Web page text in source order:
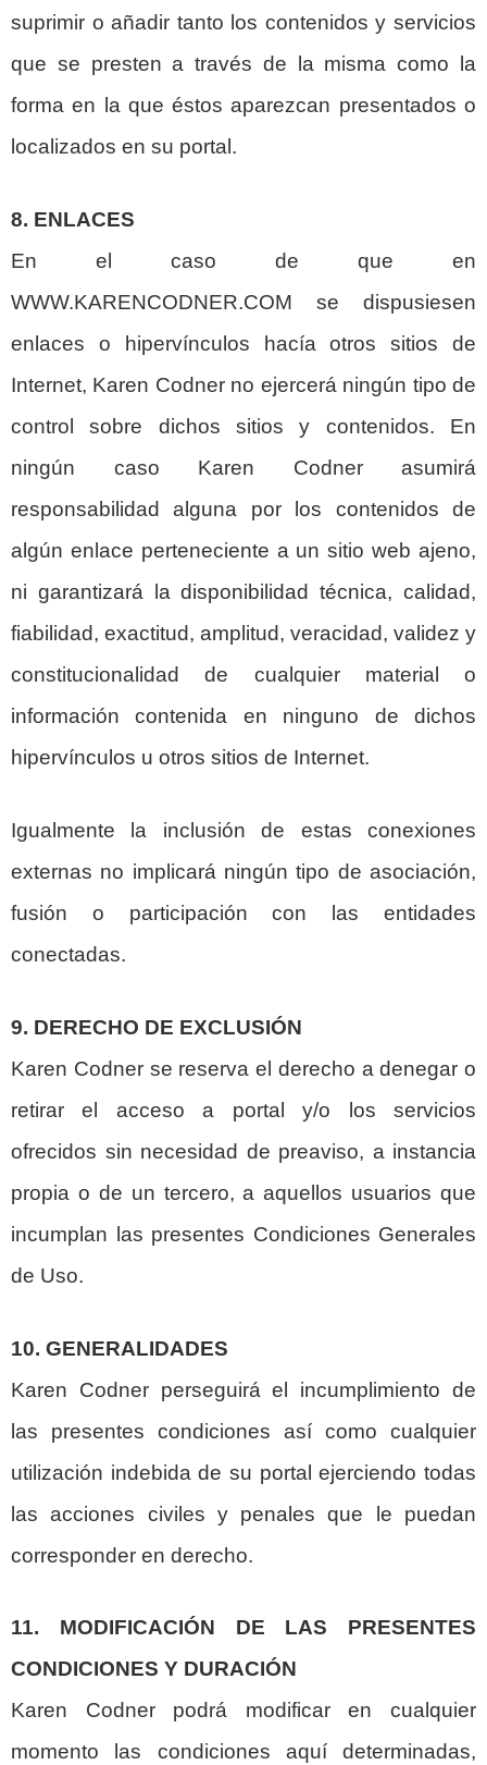
suprimir o añadir tanto los contenidos y servicios
que se presten a través de la misma como la
forma en la que éstos aparezcan presentados o
localizados en su portal.
8. ENLACES
En el caso de que en
WWW.KARENCODNER.COM se dispusiesen
enlaces o hipervínculos hacía otros sitios de
Internet, Karen Codner no ejercerá ningún tipo de
control sobre dichos sitios y contenidos. En
ningún caso Karen Codner asumirá
responsabilidad alguna por los contenidos de
algún enlace perteneciente a un sitio web ajeno,
ni garantizará la disponibilidad técnica, calidad,
fiabilidad, exactitud, amplitud, veracidad, validez y
constitucionalidad de cualquier material o
información contenida en ninguno de dichos
hipervínculos u otros sitios de Internet.
Igualmente la inclusión de estas conexiones
externas no implicará ningún tipo de asociación,
fusión o participación con las entidades
conectadas.
9. DERECHO DE EXCLUSIÓN
Karen Codner se reserva el derecho a denegar o
retirar el acceso a portal y/o los servicios
ofrecidos sin necesidad de preaviso, a instancia
propia o de un tercero, a aquellos usuarios que
incumplan las presentes Condiciones Generales
de Uso.
10. GENERALIDADES
Karen Codner perseguirá el incumplimiento de
las presentes condiciones así como cualquier
utilización indebida de su portal ejerciendo todas
las acciones civiles y penales que le puedan
corresponder en derecho.
11. MODIFICACIÓN DE LAS PRESENTES
CONDICIONES Y DURACIÓN
Karen Codner podrá modificar en cualquier
momento las condiciones aquí determinadas,